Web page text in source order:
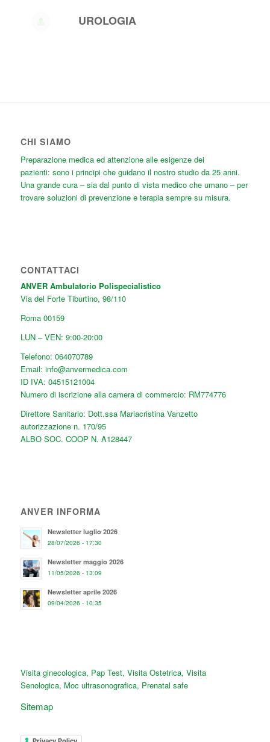
UROLOGIA
CHI SIAMO
Preparazione medica ed attenzione alle esigenze dei
pazienti: sono i principi che guidano il nostro studio da 25 anni.
Una grande cura – sia dal punto di vista medico che umano – per
trovare soluzioni di prevenzione e terapia sempre su misura.
CONTATTACI
ANVER Ambulatorio Polispecialistico
Via del Forte Tiburtino, 98/110
Roma 00159
LUN – VEN: 9:00-20:00
Telefono: 064070789
Email: info@anvermedica.com
ID IVA: 04515121004
Numero di iscrizione alla camera di commercio: RM774776
Direttore Sanitario: Dott.ssa Mariacristina Vanzetto
autorizzazione n. 170/95
ALBO SOC. COOP N. A128447
ANVER INFORMA
Newsletter luglio 2026
28/07/2026 - 17:30
Newsletter maggio 2026
11/05/2026 - 13:09
Newsletter aprile 2026
09/04/2026 - 10:35
Visita ginecologica, Pap Test, Visita Ostetrica, Visita
Senologica, Moc ultrasonografica, Prenatal safe
Sitemap